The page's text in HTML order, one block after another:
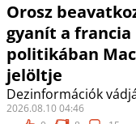
Orosz
gyanít a francia
politikában
jelöltje
Dezinformációk
2026.08.10 04:46